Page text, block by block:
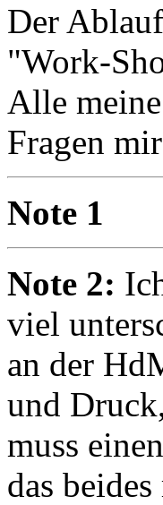
Der
"Work-
Alle
Fragen
Note 1
Note 2:
viel
an der
und
muss
das